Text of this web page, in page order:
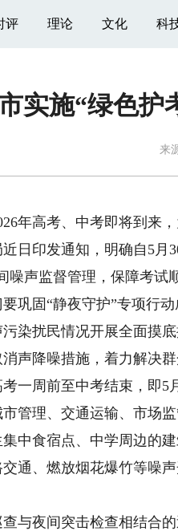
评 理论 文化 科
实施“绿色护
来
年高考、中考即将到来
日印发通知，明确自5月
声监督管理，保障考试
固“静夜守护”专项行动
染扰民情况开展全面摸
声降噪措施，着力解决群
周前至中考结束，即5
管理、交通运输、市场
中食宿点、中学周边的
通、燃放烟花爆竹等噪
夜间突击检查相结合的